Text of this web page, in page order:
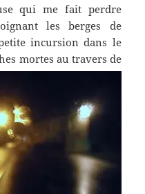
qui me fait perdre
les berges de
incursion dans le
mortes au travers de